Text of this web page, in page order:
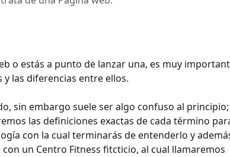
o estás a punto de lanzar una, es muy
las diferencias entre ellos.
sin embargo suele ser algo confuso al principio;
las definiciones exactas de cada término
con la cual terminarás de entenderlo y
un Centro Fitness fitcticio, al cual llamaremos